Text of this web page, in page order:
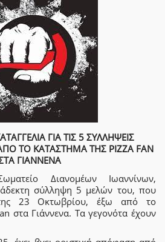
ΓΙΑ ΤΙΣ 5 ΣΥΛΛΗΨΕΙΣ
ΤΟ ΚΑΤΑΣΤΗΜΑ ΤΗΣ PIZZA FAN
ΓΙΑΝΝΕΝΑ
Διανομέων Ιωαννίνων,
σύλληψη 5 μελών του, που
23 Οκτωβρίου, έξω από το
στα Γιάννενα. Τα γεγονότα έχουν